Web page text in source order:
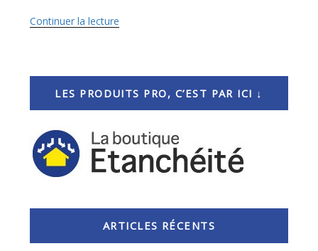
Continuer la lecture
même
l’étanchéité
plat
LES PRODUITS PRO, C’EST PAR ICI ↓
ARTICLES RÉCENTS